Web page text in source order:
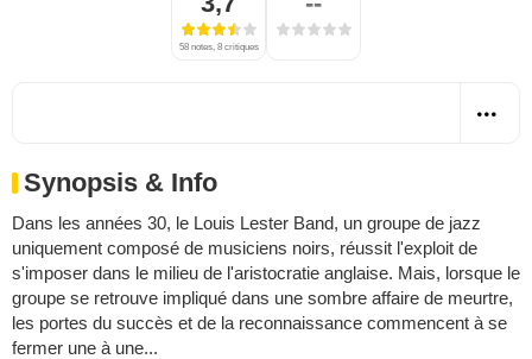
58 notes, 8 critiques
Synopsis & Info
Dans les années 30, le Louis Lester Band, un groupe de jazz
uniquement composé de musiciens noirs, réussit l'exploit de
s'imposer dans le milieu de l'aristocratie anglaise. Mais, lorsque le
groupe se retrouve impliqué dans une sombre affaire de meurtre,
les portes du succès et de la reconnaissance commencent à se
fermer une à une...